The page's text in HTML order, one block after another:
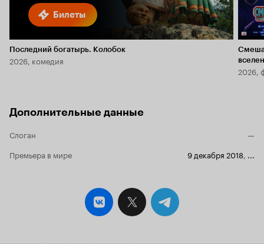
Билеты
Последний богатырь. Колобок
2026, комедия
2026,
Дополнительные данные
Слоган
—
Премьера в мире
9 декабря 2018, ...